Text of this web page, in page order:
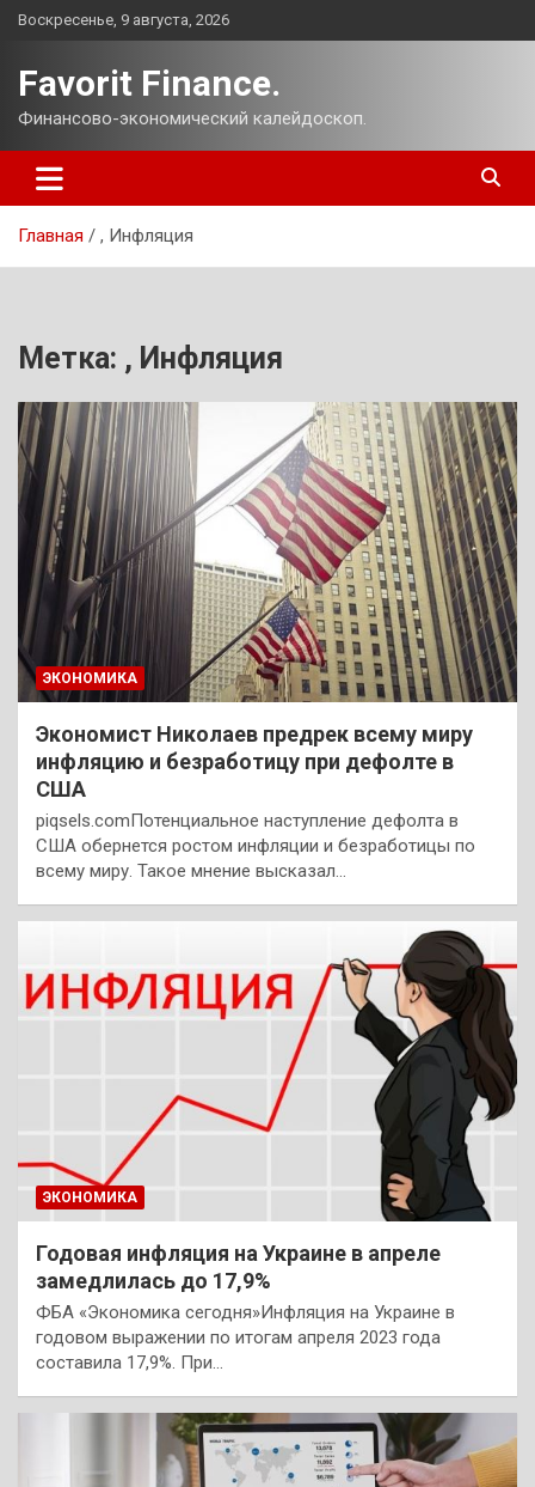
Перейти
Воскресенье, 9 августа, 2026
Favorit Finance.
Финансово-экономический калейдоскоп.
Главная , Инфляция
Метка: , Инфляция
ЭКОНОМИКА
Экономист Николаев предрек всему миру
инфляцию и безработицу при дефолте в
США
piqsels.comПотенциальное наступление дефолта в
США обернется ростом инфляции и безработицы по
всему миру. Такое мнение высказал…
ЭКОНОМИКА
Годовая инфляция на Украине в апреле
замедлилась до 17,9%
ФБА «Экономика сегодня»Инфляция на Украине в
годовом выражении по итогам апреля 2023 года
составила 17,9%. При…